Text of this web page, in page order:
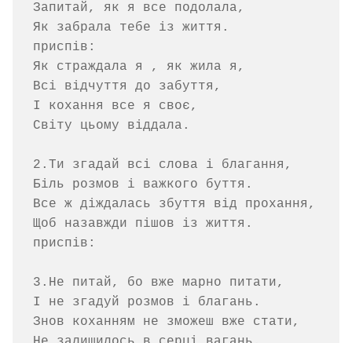
Запитай, як я все подолала,
Як забрала тебе із життя.
приспів:
Як страждала я , як жила я,
Всі відчуття до забуття,
І кохання все я своє,
Світу цьому віддала.
2.Ти згадай всі слова і благання,
Біль розмов і важкого буття.
Все ж діждалась збуття від прохання,
Щоб назавжди пішов із життя.
приспів:
3.Не питай, бо вже марно питати,
І не згадуй розмов і благань.
Знов коханням не зможеш вже стати,